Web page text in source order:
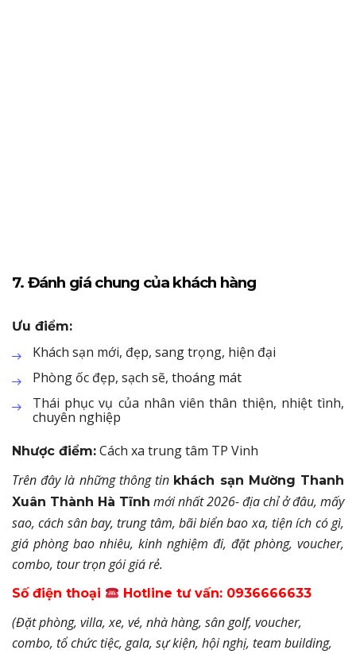
7. Đánh giá chung của khách hàng
Ưu điểm:
Khách sạn mới, đẹp, sang trọng, hiện đại
Phòng ốc đẹp, sạch sẽ, thoáng mát
Thái phục vụ của nhân viên thân thiện, nhiệt tình,
chuyên nghiệp
Nhược điểm: Cách xa trung tâm TP Vinh
Trên đây là những thông tin khách sạn Mường Thanh
Xuân Thành Hà Tĩnh mới nhất 2026- địa chỉ ở đâu, mấy
sao, cách sân bay, trung tâm, bãi biển bao xa, tiện ích có gì,
giá phòng bao nhiêu, kinh nghiệm đi, đặt phòng, voucher,
combo, tour trọn gói giá rẻ.
Số điện thoại Hotline tư vấn: 0936666633
(Đặt phòng, villa, xe, vé, nhà hàng, sân golf, voucher,
combo, tổ chức tiệc, gala, sự kiện, hội nghị, team building,